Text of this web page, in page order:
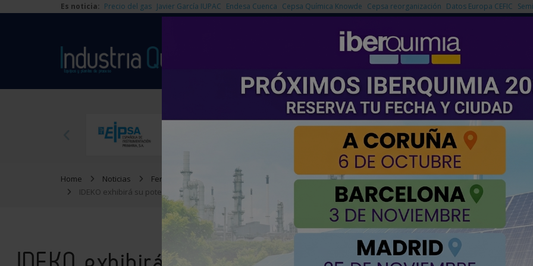
Es noticia: Precio del gas Javier García IUPAC Endesa Cuenca Cepsa Química Knowde Cepsa reorganización Datos Europa CEFIC
NOTICIAS PRODUCTOS
EMPRESAS PREMIUM
Home Noticias
Ferias y Congresos
IDEKO exhibirá su potencial científico en fabricación avanzada en MESIC 2025